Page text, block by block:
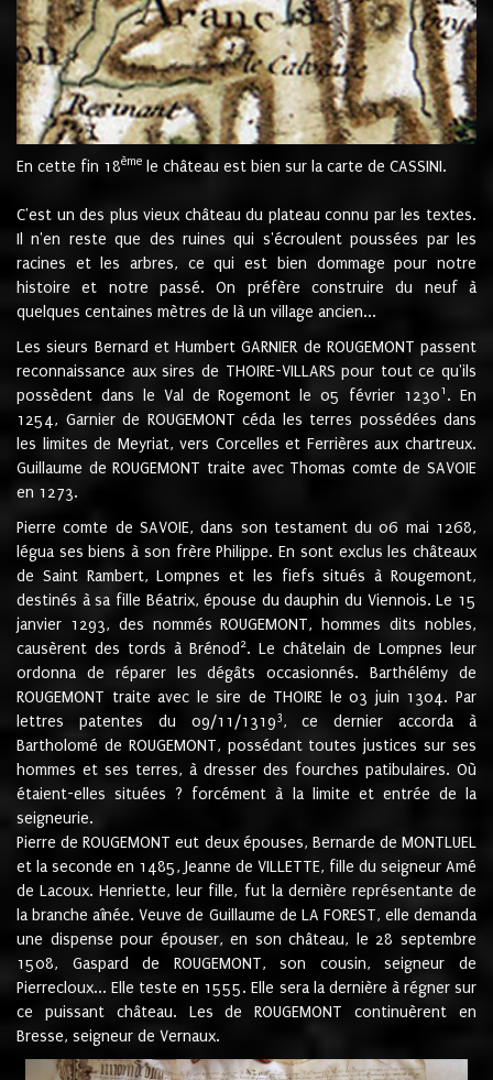
En cette fin 18ème le château est bien sur la carte de CASSINI.
C'est un des plus vieux château du plateau connu par les textes.
Il n'en reste que des ruines qui s'écroulent poussées par les
racines et les arbres, ce qui est bien dommage pour notre
histoire et notre passé. On préfère construire du neuf à
quelques centaines mètres de là un village ancien...
Les sieurs Bernard et Humbert GARNIER de ROUGEMONT passent
reconnaissance aux sires de THOIRE-VILLARS pour tout ce qu'ils
possèdent dans le Val de Rogemont le 05 février 12301 . En
1254, Garnier de ROUGEMONT céda les terres possédées dans
les limites de Meyriat, vers Corcelles et Ferrières aux chartreux.
Guillaume de ROUGEMONT traite avec Thomas comte de SAVOIE
en 1273.
Pierre comte de SAVOIE, dans son testament du 06 mai 1268,
légua ses biens à son frère Philippe. En sont exclus les châteaux
de Saint Rambert, Lompnes et les fiefs situés à Rougemont,
destinés à sa fille Béatrix, épouse du dauphin du Viennois. Le 15
janvier 1293, des nommés ROUGEMONT, hommes dits nobles,
causèrent des tords à Brénod 2. Le châtelain de Lompnes leur
ordonna de réparer les dégâts occasionnés. Barthélémy de
ROUGEMONT traite avec le sire de THOIRE le 03 juin 1304. Par
lettres patentes du 09/11/13193, ce dernier accorda à
Bartholomé de ROUGEMONT, possédant toutes justices sur ses
hommes et ses terres, à dresser des fourches patibulaires. Où
étaient-elles situées ? forcément à la limite et entrée de la
seigneurie.
Pierre de ROUGEMONT eut deux épouses, Bernarde de MONTLUEL
et la seconde en 1485, Jeanne de VILLETTE, fille du seigneur Amé
de Lacoux. Henriette, leur fille, fut la dernière représentante de
la branche aînée. Veuve de Guillaume de LA FOREST, elle demanda
une dispense pour épouser, en son château, le 28 septembre
1508, Gaspard de ROUGEMONT, son cousin, seigneur de
Pierrecloux... Elle teste en 1555. Elle sera la dernière à régner sur
ce puissant château. Les de ROUGEMONT continuèrent en
Bresse, seigneur de Vernaux.